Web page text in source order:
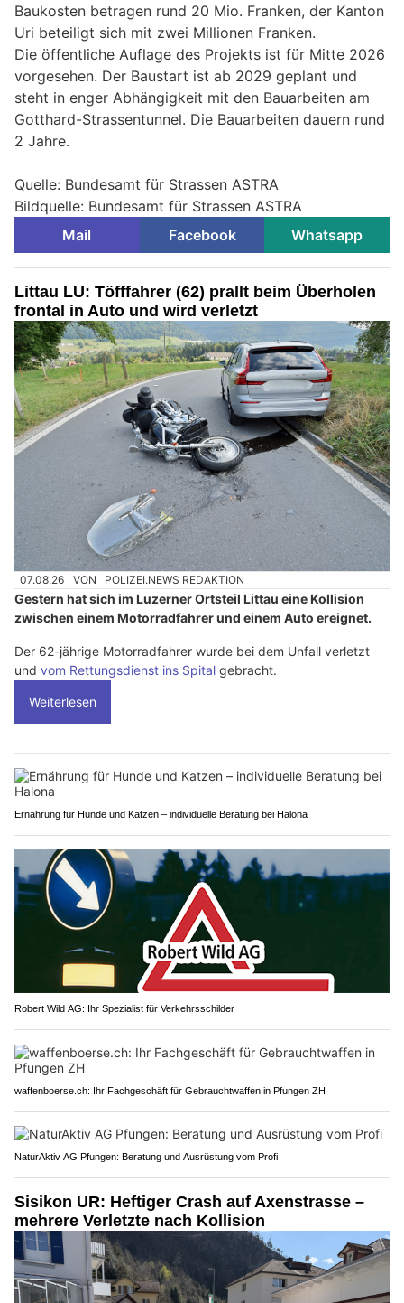
Baukosten betragen rund 20 Mio. Franken, der Kanton
Uri beteiligt sich mit zwei Millionen Franken.
Die öffentliche Auflage des Projekts ist für Mitte 2026
vorgesehen. Der Baustart ist ab 2029 geplant und
steht in enger Abhängigkeit mit den Bauarbeiten am
Gotthard-Strassentunnel. Die Bauarbeiten dauern rund
2 Jahre.
Quelle: Bundesamt für Strassen ASTRA
Bildquelle: Bundesamt für Strassen ASTRA
Mail
Facebook Whatsapp
Littau LU: Töfffahrer (62) prallt beim Überholen
frontal in Auto und wird verletzt
07.08.26 VON POLIZEI.NEWS REDAKTION
Gestern hat sich im Luzerner Ortsteil Littau eine Kollision
zwischen einem Motorradfahrer und einem Auto ereignet.
Der 62-jährige Motorradfahrer wurde bei dem Unfall verletzt
und vom Rettungsdienst ins Spital gebracht.
Weiterlesen
Ernährung für Hunde und Katzen – individuelle Beratung bei Halona
Robert Wild AG: Ihr Spezialist für Verkehrsschilder
waffenboerse.ch: Ihr Fachgeschäft für Gebrauchtwaffen in Pfungen ZH
NaturAktiv AG Pfungen: Beratung und Ausrüstung vom Profi
Sisikon UR: Heftiger Crash auf Axenstrasse –
mehrere Verletzte nach Kollision